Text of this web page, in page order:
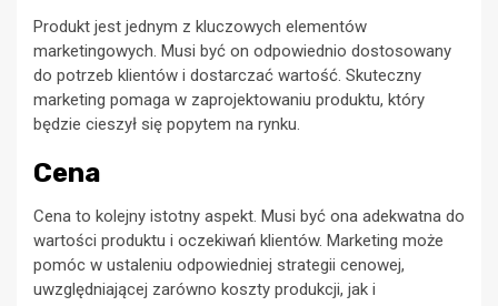
Produkt jest jednym z kluczowych elementów
marketingowych. Musi być on odpowiednio dostosowany
do potrzeb klientów i dostarczać wartość. Skuteczny
marketing pomaga w zaprojektowaniu produktu, który
będzie cieszył się popytem na rynku.
Cena
Cena to kolejny istotny aspekt. Musi być ona adekwatna do
wartości produktu i oczekiwań klientów. Marketing może
pomóc w ustaleniu odpowiedniej strategii cenowej,
uwzględniającej zarówno koszty produkcji, jak i